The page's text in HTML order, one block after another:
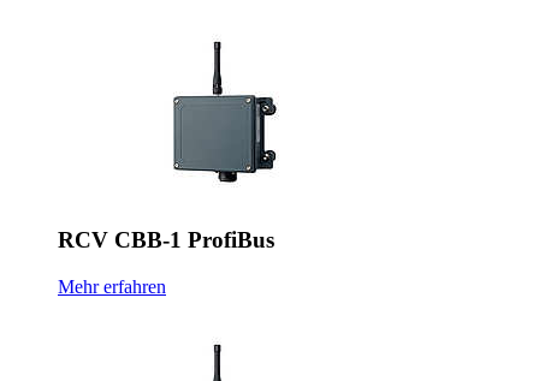
RCV CBB-1 ProfiBus
Mehr erfahren